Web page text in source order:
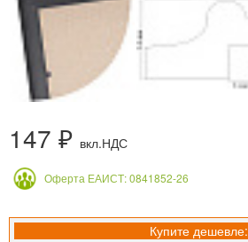
147 ₽ вкл.НДС
Оферта ЕАИСТ: 0841852-26
Купите дешевле: